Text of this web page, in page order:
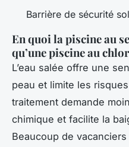
Barrière de sécurité
En quoi la piscine au
qu’une piscine au
L’eau salée offre une
peau et limite les
traitement demande
chimique et facilite la
Beaucoup de